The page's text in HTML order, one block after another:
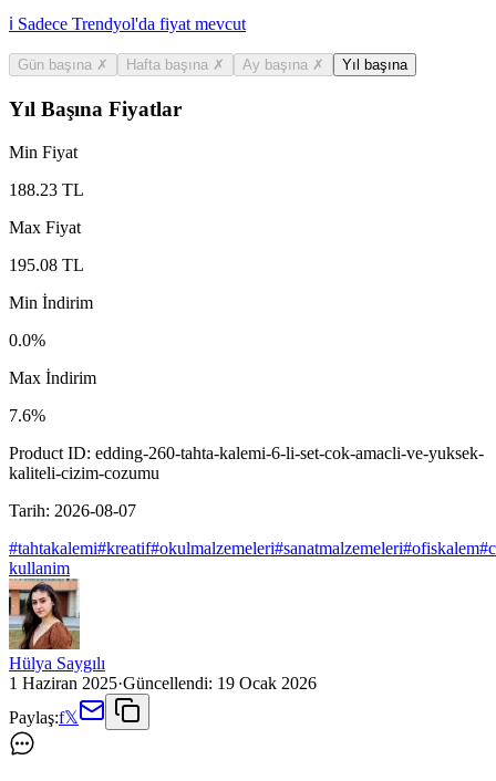
ℹ️ Sadece Trendyol'da fiyat mevcut
Gün başına ✗ Hafta başına ✗ Ay başına ✗ Yıl başına
Yıl Başına Fiyatlar
Min Fiyat
188.23 TL
Max Fiyat
195.08 TL
Min İndirim
0.0%
Max İndirim
7.6%
Product ID: edding-260-tahta-kalemi-6-li-set-cok-amacli-ve-yuksek-
kaliteli-cizim-cozumu
Tarih: 2026-08-07
#tahtakalemi#kreatif#okulmalzemeleri#sanatmalzemeleri#ofiskalem#
kullanim
Hülya Saygılı
1 Haziran 2025·Güncellendi: 19 Ocak 2026
Paylaş:f𝕏